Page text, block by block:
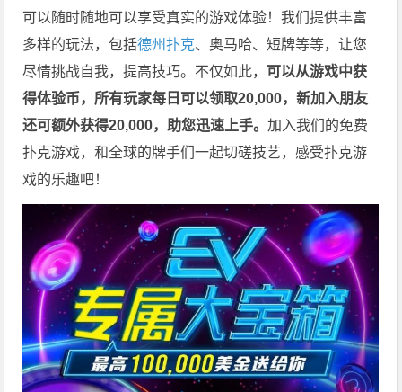
可以随时随地可以享受真实的游戏体验！我们提供丰富
多样的玩法，包括德州扑克、奥马哈、短牌等等，让您
尽情挑战自我，提高技巧。不仅如此， 可以从游戏中获
得体验币，所有玩家每日可以领取20,000，新加入朋友
还可额外获得20,000，助您迅速上手。加入我们的免费
扑克游戏，和全球的牌手们一起切磋技艺，感受扑克游
戏的乐趣吧！